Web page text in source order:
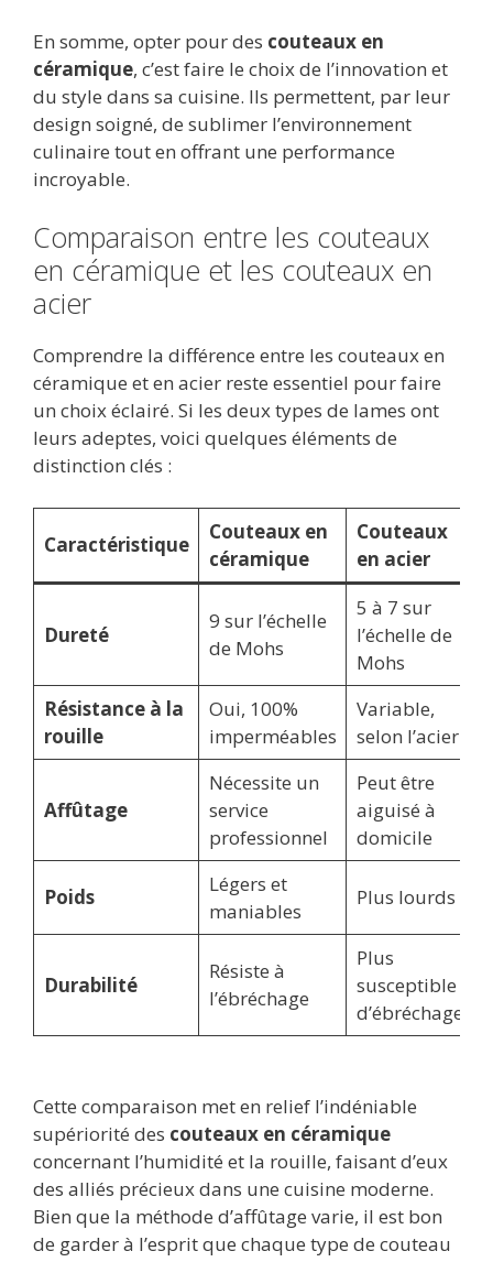
En somme, opter pour des couteaux en
céramique, c’est faire le choix de l’innovation et
du style dans sa cuisine. Ils permettent, par leur
design soigné, de sublimer l’environnement
culinaire tout en offrant une performance
incroyable.
Comparaison entre les couteaux
en céramique et les couteaux en
acier
Comprendre la différence entre les couteaux en
céramique et en acier reste essentiel pour faire
un choix éclairé. Si les deux types de lames ont
leurs adeptes, voici quelques éléments de
distinction clés :
Caractéristique
Couteaux en
céramique
Couteaux
en acier
Dureté
9 sur l’échelle
de Mohs
5 à 7 sur
l’échelle de
Mohs
Résistance à la
rouille
Oui, 100%
imperméables
Variable,
selon l’acier
Affûtage
Nécessite un
service
professionnel
Peut être
aiguisé à
domicile
Poids
Légers et
maniables
Plus lourds
Durabilité
Résiste à
l’ébréchage
Plus
susceptible
d’ébréchage
Cette comparaison met en relief l’indéniable
supériorité des couteaux en céramique
concernant l’humidité et la rouille, faisant d’eux
des alliés précieux dans une cuisine moderne.
Bien que la méthode d’affûtage varie, il est bon
de garder à l’esprit que chaque type de couteau